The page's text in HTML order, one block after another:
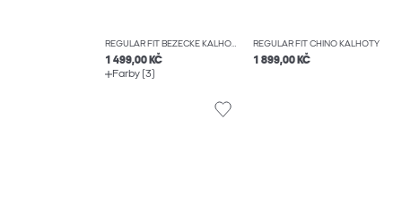
REGULAR FIT BĚŽECKÉ KALHOTY JOGGER
1 499,00 KČ
Farby (3)
REGULAR FIT CHINO KALHOTY
1 899,00 KČ